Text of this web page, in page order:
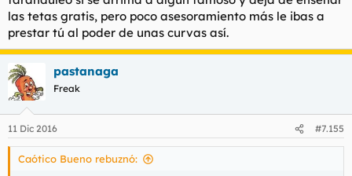
las tetas gratis, pero poco asesoramiento más le ibas a
prestar tú al poder de unas curvas así.
pastanaga
Freak
11 Dic 2016 #7.155
Caótico Bueno rebuznó: